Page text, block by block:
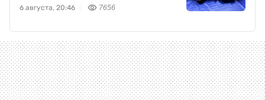
6 августа, 20:46 7656